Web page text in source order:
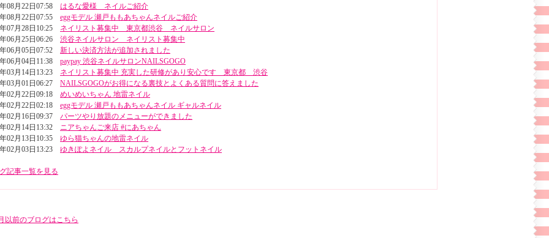
08月22日07:58 はるな愛様 ネイルご紹介
08月22日07:55 eggモデル 瀬戸ももあちゃんネイルご紹介
07月28日10:25 ネイリスト募集中 東京都渋谷 ネイルサロン
06月25日06:26 渋谷ネイルサロン ネイリスト募集中
06月05日07:52 新しい決済方法が追加されました
06月04日11:38 paypay 渋谷ネイルサロンNAILSGOGO
03月14日13:23 ネイリスト募集中 充実した研修があり安心です 東京都 渋谷
03月01日06:27 NAILSGOGOがお得になる裏技とよくある質問に答えました
02月22日09:18 めいめいちゃん 地雷ネイル
02月22日02:18 eggモデル 瀬戸ももあちゃんネイル ギャルネイル
02月16日09:37 パーツやり放題のメニューができました
02月14日13:32 ニアちゃんご来店 #にあちゃん
02月13日10:35 ゆら猫ちゃんの地雷ネイル
02月03日13:23 ゆきぽよネイル スカルプネイルとフットネイル
記事一覧を見る
以前のブログはこちら